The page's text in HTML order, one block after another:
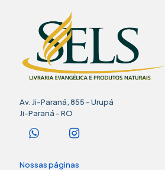
Av. Ji-Paraná, 855 - Urupá
Ji-Paraná - RO
Nossas páginas